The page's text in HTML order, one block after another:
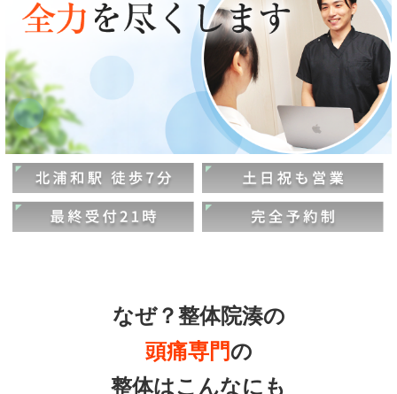
なぜ？整体院湊の
頭痛専門の
整体はこんなにも